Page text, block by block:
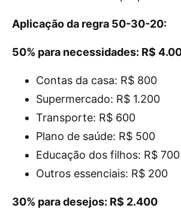
Aplicação da regra 50-30-20:
50% para necessidades: R$
Contas da casa: R$ 800
Supermercado: R$ 1.200
Transporte: R$ 600
Plano de saúde: R$ 500
Educação dos filhos: R$ 700
Outros essenciais: R$ 200
30% para desejos: R$ 2.400